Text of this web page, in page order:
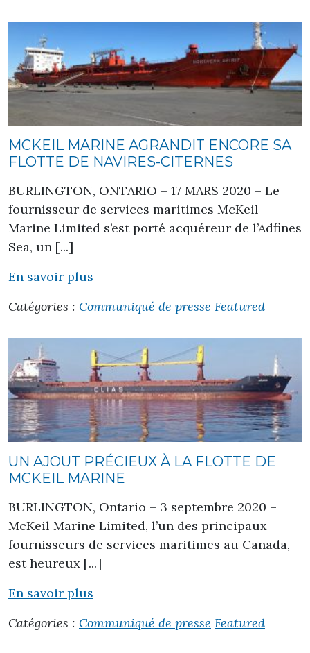
MCKEIL MARINE AGRANDIT ENCORE SA
FLOTTE DE NAVIRES-CITERNES
BURLINGTON, ONTARIO – 17 MARS 2020 – Le
fournisseur de services maritimes McKeil
Marine Limited s’est porté acquéreur de l’Adfines
Sea, un [...]
En savoir plus
Catégories : Communiqué de presse Featured
UN AJOUT PRÉCIEUX À LA FLOTTE DE
MCKEIL MARINE
BURLINGTON, Ontario – 3 septembre 2020 –
McKeil Marine Limited, l’un des principaux
fournisseurs de services maritimes au Canada,
est heureux [...]
En savoir plus
Catégories : Communiqué de presse Featured